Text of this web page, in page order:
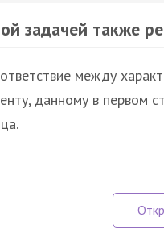
задачей также
между
данному в первом